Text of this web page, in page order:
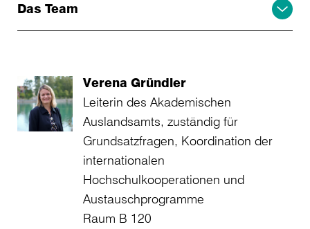
Das Team
Verena Gründler
Leiterin des Akademischen
Auslandsamts, zuständig für
Grundsatzfragen, Koordination der
internationalen
Hochschulkooperationen und
Austauschprogramme
Raum B 120